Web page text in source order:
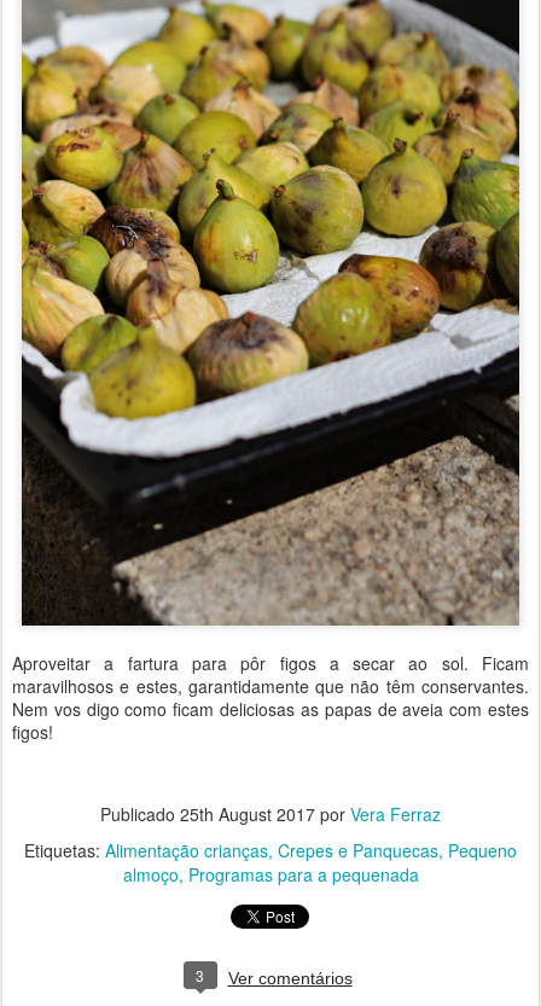
Aproveitar a fartura para pôr figos a secar ao sol. Ficam
maravilhosos e estes, garantidamente que não têm conservantes.
Nem vos digo como ficam deliciosas as papas de aveia com estes
figos!
Publicado 25th August 2017 por Vera Ferraz
Etiquetas: Alimentação crianças Crepes e Panquecas Pequeno
almoço Programas para a pequenada
3 Ver comentários